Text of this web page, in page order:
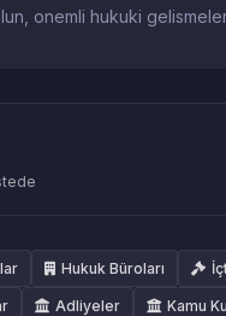
onemli hukuki
Hukuk Büroları
Adliyeler Kamu